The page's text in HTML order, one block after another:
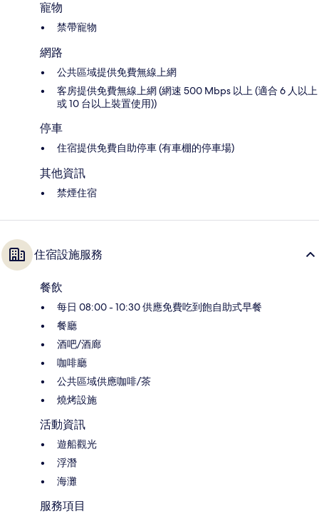
寵物
禁帶寵物
網路
公共區域提供免費無線上網
客房提供免費無線上網 (網速 500 Mbps 以上 (適合 6 人以上
或 10 台以上裝置使用))
停車
住宿提供免費自助停車 (有車棚的停車場)
其他資訊
禁煙住宿
住宿設施服務
餐飲
每日 08:00 - 10:30 供應免費吃到飽自助式早餐
餐廳
酒吧/酒廊
咖啡廳
公共區域供應咖啡/茶
燒烤設施
活動資訊
遊船觀光
浮潛
海灘
服務項目